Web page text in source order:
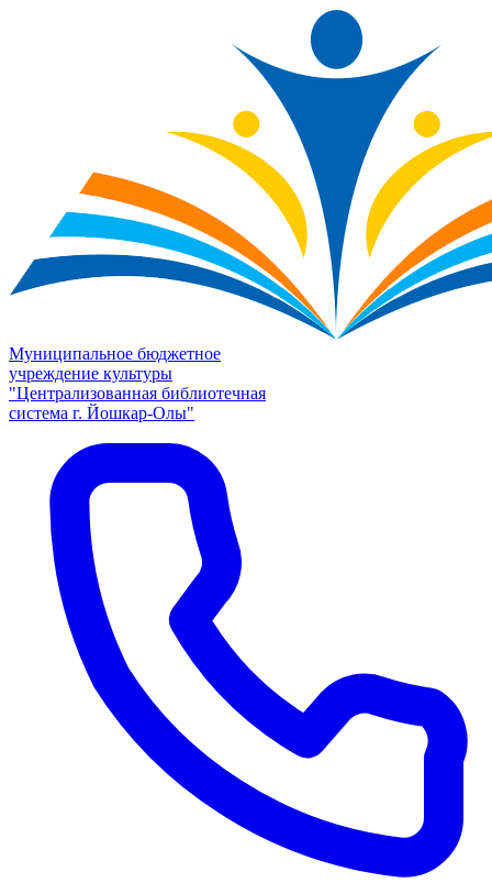
Муниципальное бюджетное
учреждение культуры
"Централизованная библиотечная
система г. Йошкар-Олы"